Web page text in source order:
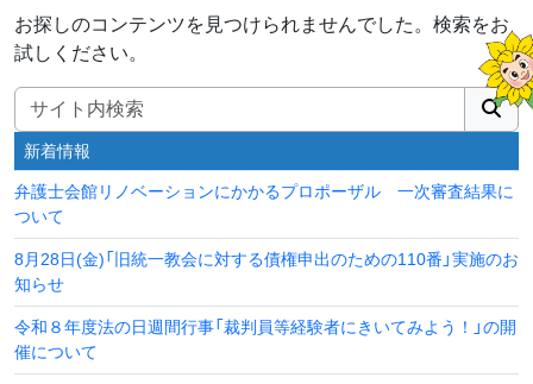
お探しのコンテンツを見つけられませんでした。検索をお
試しください。
検索:
新着情報
弁護士会館リノベーションにかかるプロポーザル 一次審査結果に
ついて
8月28日(金)「旧統一教会に対する債権申出のための110番」実施のお
知らせ
令和８年度法の日週間行事「裁判員等経験者にきいてみよう！」の開
催について